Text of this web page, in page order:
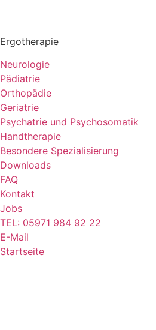
Ergotherapie
Neurologie
Pädiatrie
Orthopädie
Geriatrie
Psychatrie und Psychosomatik
Handtherapie
Besondere Spezialisierung
Downloads
FAQ
Kontakt
Jobs
TEL: 05971 984 92 22
E-Mail
Startseite